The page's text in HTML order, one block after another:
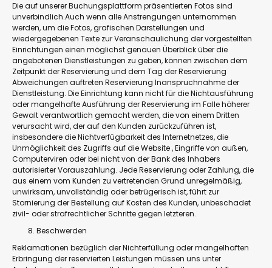
Die auf unserer Buchungsplattform präsentierten Fotos sind
unverbindlich.Auch wenn alle Anstrengungen unternommen
werden, um die Fotos, grafischen Darstellungen und
wiedergegebenen Texte zur Veranschaulichung der vorgestellten
Einrichtungen einen möglichst genauen Überblick über die
angebotenen Dienstleistungen zu geben, können zwischen dem
Zeitpunkt der Reservierung und dem Tag der Reservierung
Abweichungen auftreten Reservierung Inanspruchnahme der
Dienstleistung. Die Einrichtung kann nicht für die Nichtausführung
oder mangelhafte Ausführung der Reservierung im Falle höherer
Gewalt verantwortlich gemacht werden, die von einem Dritten
verursacht wird, der auf den Kunden zurückzuführen ist,
insbesondere die Nichtverfügbarkeit des Internetnetzes, die
Unmöglichkeit des Zugriffs auf die Website , Eingriffe von außen,
Computerviren oder bei nicht von der Bank des Inhabers
autorisierter Vorauszahlung. Jede Reservierung oder Zahlung, die
aus einem vom Kunden zu vertretenden Grund unregelmäßig,
unwirksam, unvollständig oder betrügerisch ist, führt zur
Stornierung der Bestellung auf Kosten des Kunden, unbeschadet
zivil- oder strafrechtlicher Schritte gegen letzteren.
Beschwerden
Reklamationen bezüglich der Nichterfüllung oder mangelhaften
Erbringung der reservierten Leistungen müssen uns unter